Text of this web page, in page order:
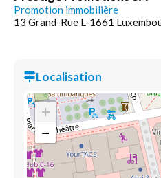
Promotion immobilière
13 Grand-Rue L-1661
Localisation
+
−